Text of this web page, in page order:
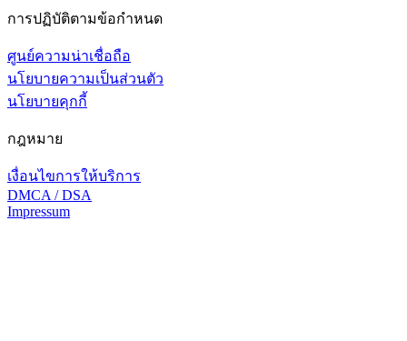
การปฏิบัติตามข้อกำหนด
ศูนย์ความน่าเชื่อถือ
นโยบายความเป็นส่วนตัว
นโยบายคุกกี้
กฎหมาย
เงื่อนไขการให้บริการ
DMCA / DSA
Impressum